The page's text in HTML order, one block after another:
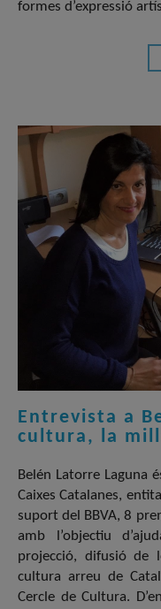
formes d’expressió
Entrevista a
cultura, la
Belén Latorre Laguna
Caixes Catalanes,
suport del BBVA, 8
amb l’objectiu
projecció, difusió de
cultura arreu de
Cercle de Cultura.